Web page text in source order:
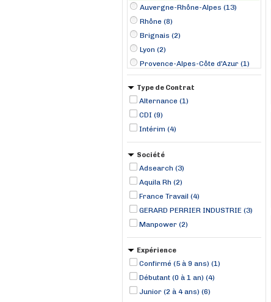
Auvergne-Rhône-Alpes (13)
Rhône (8)
Brignais (2)
Lyon (2)
Provence-Alpes-Côte d'Azur (1)
Ain (1)
Blyes (1)
Colombier (1)
Grenoble (1)
Lapalud (1)
Type de Contrat
Alternance (1)
CDI (9)
Intérim (4)
Société
Adsearch (3)
Aquila Rh (2)
France Travail (4)
GERARD PERRIER INDUSTRIE (3)
Manpower (2)
Expérience
Confirmé (5 à 9 ans) (1)
Débutant (0 à 1 an) (4)
Junior (2 à 4 ans) (6)